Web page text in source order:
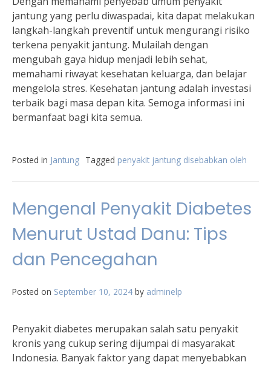
jantung yang perlu diwaspadai, kita dapat melakukan
langkah-langkah preventif untuk mengurangi risiko
terkena penyakit jantung. Mulailah dengan
mengubah gaya hidup menjadi lebih sehat,
memahami riwayat kesehatan keluarga, dan belajar
mengelola stres. Kesehatan jantung adalah investasi
terbaik bagi masa depan kita. Semoga informasi ini
bermanfaat bagi kita semua.
Posted in Jantung Tagged penyakit jantung disebabkan oleh
Mengenal Penyakit Diabetes
Menurut Ustad Danu: Tips
dan Pencegahan
Posted on September 10, 2024 by adminelp
Penyakit diabetes merupakan salah satu penyakit
kronis yang cukup sering dijumpai di masyarakat
Indonesia. Banyak faktor yang dapat menyebabkan